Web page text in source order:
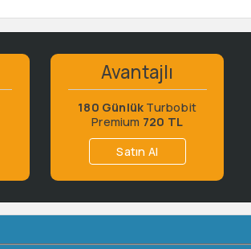
Avantajlı
180 Günlük Turbobit
Premium 720 TL
Satın Al